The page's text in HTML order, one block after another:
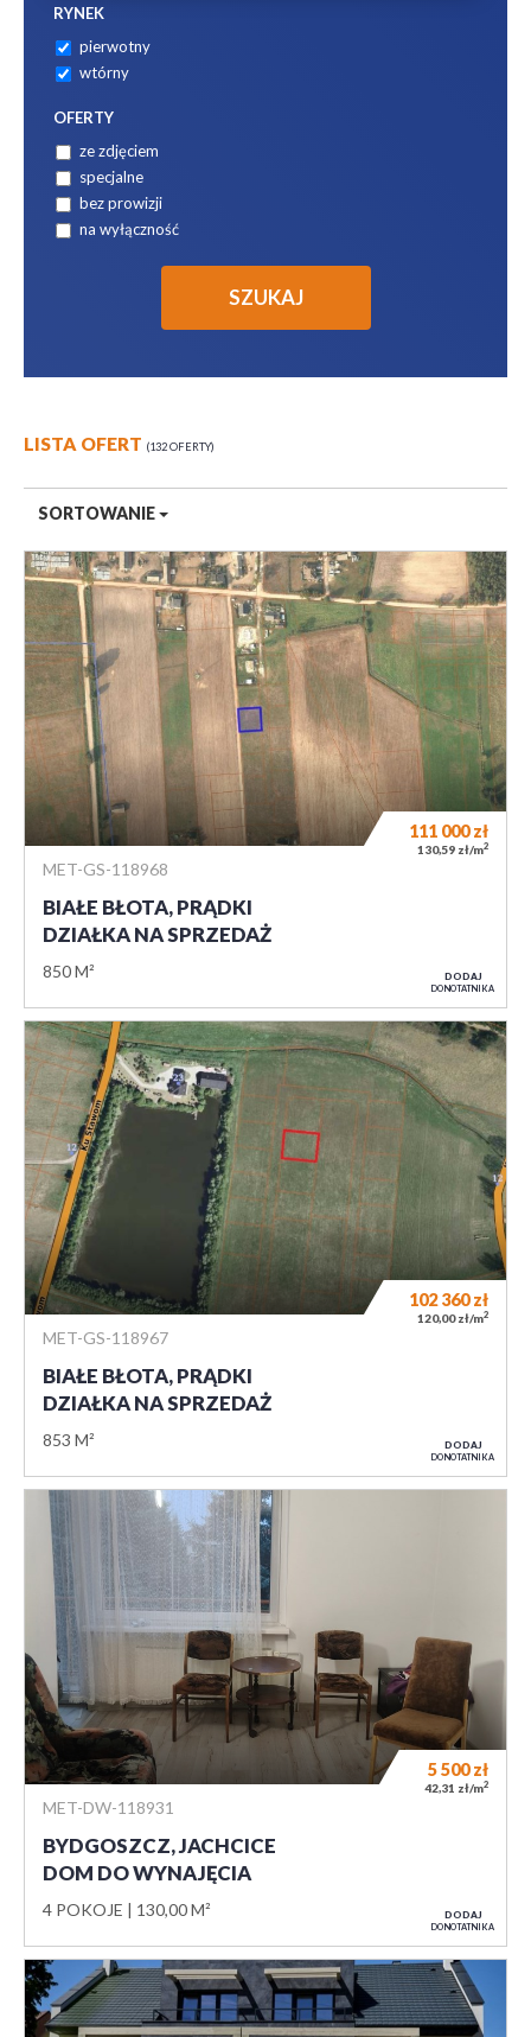
RYNEK
pierwotny
wtórny
OFERTY
ze zdjęciem
specjalne
bez prowizji
na wyłączność
LISTA OFERT 132 OFERTY
SORTOWANIE
MET-GS-118968
BIAŁE BŁOTA, PRĄDKI
DZIAŁKA NA SPRZEDAŻ
850 M²
111 000zł
130,59 zł/m2
DODAJ
DO NOTATNIKA
MET-GS-118967
BIAŁE BŁOTA, PRĄDKI
DZIAŁKA NA SPRZEDAŻ
853 M²
102 360zł
120,00 zł/m2
DODAJ
DO NOTATNIKA
MET-DW-118931
BYDGOSZCZ, JACHCICE
DOM DO WYNAJĘCIA
4 POKOJE 130,00 M²
5 500zł
42,31 zł/m2
DODAJ
DO NOTATNIKA